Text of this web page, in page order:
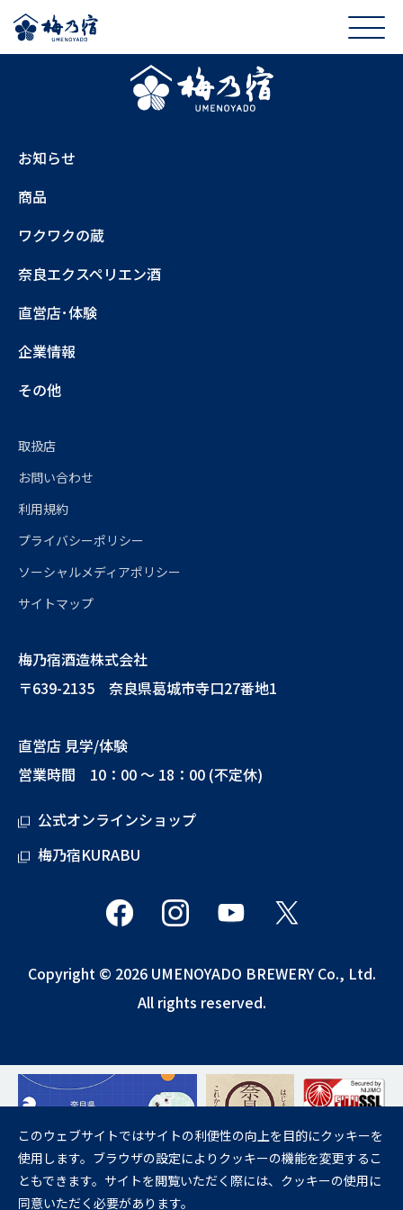
お知らせ
商品
ワクワクの蔵
奈良エクスペリエン酒
直営店･体験
企業情報
その他
取扱店
お問い合わせ
利用規約
プライバシーポリシー
ソーシャルメディアポリシー
サイトマップ
梅乃宿酒造株式会社
〒639-2135 奈良県葛城市寺口27番地1
直営店 見学/体験
営業時間 10：00 ～ 18：00 (不定休)
公式オンラインショップ
梅乃宿KURABU
Copyright © 2026 UMENOYADO BREWERY Co., Ltd.
All rights reserved.
飲酒は20歳になってから。
妊娠中や授乳期の飲酒は、胎児・乳児の発育に悪影響を与えるおそれが
あります。
このウェブサイトではサイトの利便性の向上を目的にクッキーを
使用します。ブラウザの設定によりクッキーの機能を変更するこ
ともできます。サイトを閲覧いただく際には、クッキーの使用に
同意いただく必要があります。